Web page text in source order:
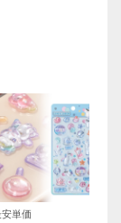
安単価